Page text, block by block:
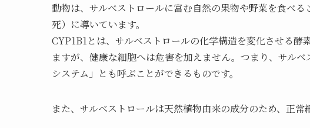
動物は、サルベストロールに富む自然の果物や野菜を食べ
死）に導いています。
CYP1B1とは、サルベストロールの化学構造を変化させる
ますが、健康な細胞へは危害を加えません。つまり、サル
システム」とも呼ぶことができるものです。
また、サルベストロールは天然植物由来の成分のため、正常